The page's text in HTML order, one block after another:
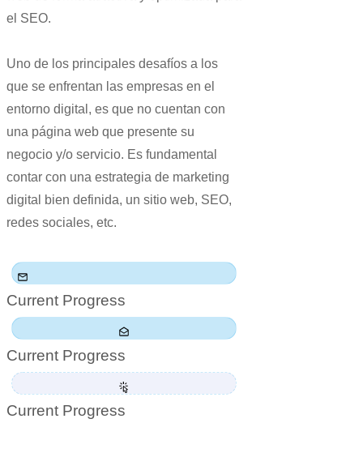
el SEO.
Uno de los principales desafíos a los
que se enfrentan las empresas en el
entorno digital, es que no cuentan con
una página web que presente su
negocio y/o servicio. Es fundamental
contar con una estrategia de marketing
digital bien definida, un sitio web, SEO,
redes sociales, etc.
Current Progress
Current Progress
Current Progress